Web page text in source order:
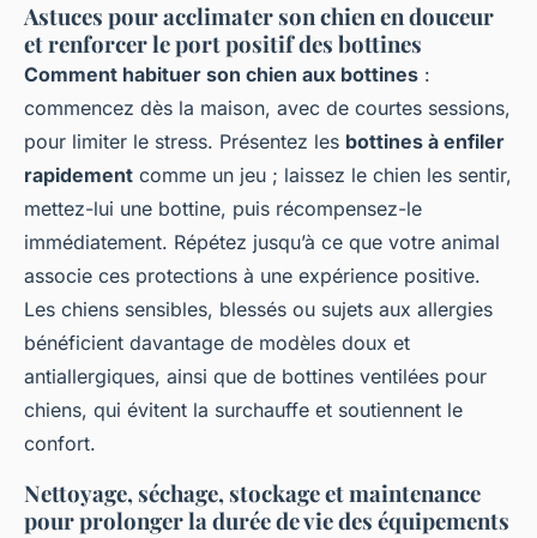
Astuces pour acclimater son chien en douceur
et renforcer le port positif des bottines
Comment habituer son chien aux bottines :
commencez dès la maison, avec de courtes sessions,
pour limiter le stress. Présentez les bottines à enfiler
rapidement comme un jeu ; laissez le chien les sentir,
mettez-lui une bottine, puis récompensez-le
immédiatement. Répétez jusqu’à ce que votre animal
associe ces protections à une expérience positive.
Les chiens sensibles, blessés ou sujets aux allergies
bénéficient davantage de modèles doux et
antiallergiques, ainsi que de bottines ventilées pour
chiens, qui évitent la surchauffe et soutiennent le
confort.
Nettoyage, séchage, stockage et maintenance
pour prolonger la durée de vie des équipements